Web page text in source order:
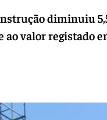
diminuiu
ao valor registado